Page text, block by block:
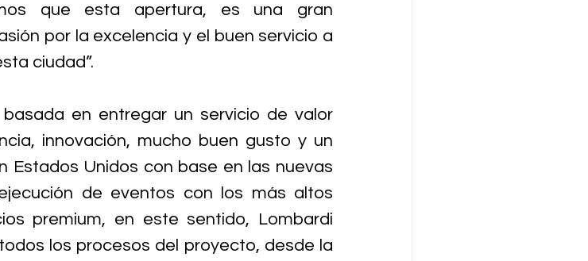
que esta apertura, es una gran
por la excelencia y el buen servicio a
ciudad”.
en entregar un servicio de valor
innovación, mucho buen gusto y un
Estados Unidos con base en las nuevas
de eventos con los más altos
premium, en este sentido, Lombardi
los procesos del proyecto, desde la